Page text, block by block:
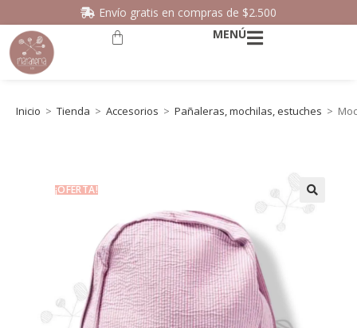
Envío gratis en compras de $2.500
MENÚ
Inicio > Tienda > Accesorios > Pañaleras, mochilas, estuches >
¡OFERTA!